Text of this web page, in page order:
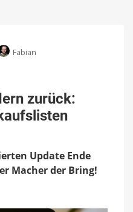
Fabian
zurück:
Update Ende
Macher der Bring!